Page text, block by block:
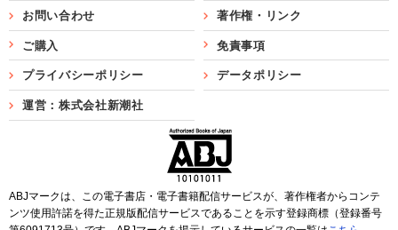
お問い合わせ 著作権・リンク
ご購入 免責事項
プライバシーポリシー データポリシー
運営：株式会社新潮社
ABJマークは、この電子書店・電子書籍配信サービスが、著作権者からコンテ
ンツ使用許諾を得た正規版配信サービスであることを示す登録商標（登録番号